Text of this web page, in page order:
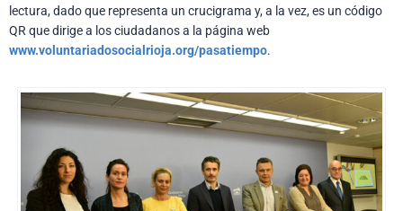
lectura, dado que representa un crucigrama y, a la vez, es un código
QR que dirige a los ciudadanos a la página web
www.voluntariadosocialrioja.org/pasatiempo.